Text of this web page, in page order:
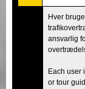
Hver
ansvarlig
Each user
or tour